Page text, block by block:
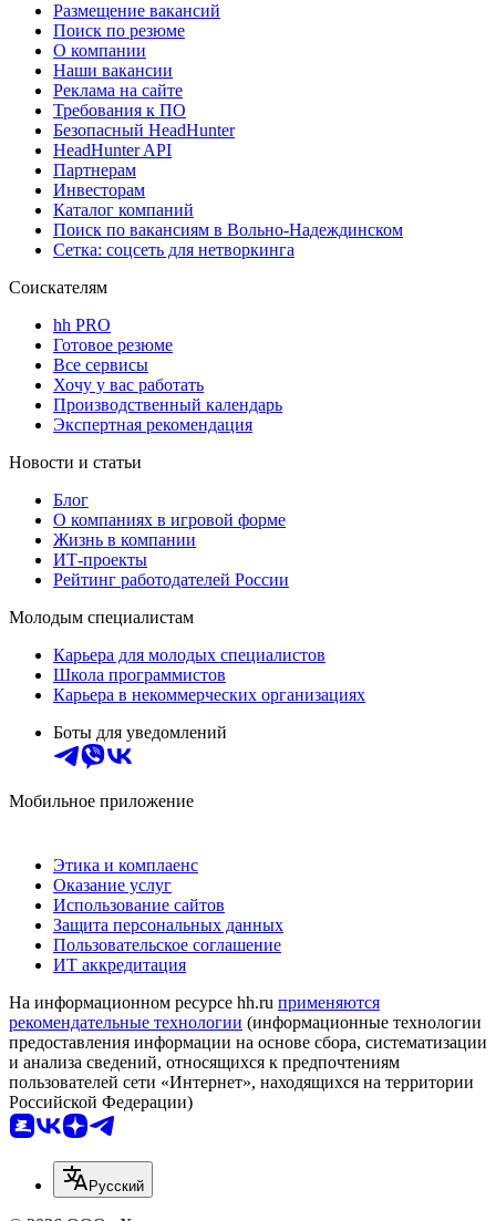
Размещение вакансий
Поиск по резюме
О компании
Наши вакансии
Реклама на сайте
Требования к ПО
Безопасный HeadHunter
HeadHunter API
Партнерам
Инвесторам
Каталог компаний
Поиск по вакансиям в Вольно-Надеждинском
Сетка: соцсеть для нетворкинга
Соискателям
hh PRO
Готовое резюме
Все сервисы
Хочу у вас работать
Производственный календарь
Экспертная рекомендация
Новости и статьи
Блог
О компаниях в игровой форме
Жизнь в компании
ИТ-проекты
Рейтинг работодателей России
Молодым специалистам
Карьера для молодых специалистов
Школа программистов
Карьера в некоммерческих организациях
Боты для уведомлений
Мобильное приложение
Этика и комплаенс
Оказание услуг
Использование сайтов
Защита персональных данных
Пользовательское соглашение
ИТ аккредитация
На информационном ресурсе hh.ru применяются
рекомендательные технологии (информационные технологии
предоставления информации на основе сбора, систематизации
и анализа сведений, относящихся к предпочтениям
пользователей сети «Интернет», находящихся на территории
Российской Федерации)
Русский